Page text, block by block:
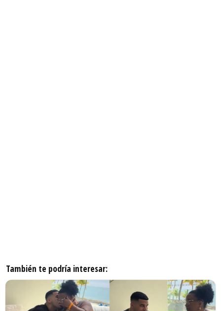
También te podría interesar: